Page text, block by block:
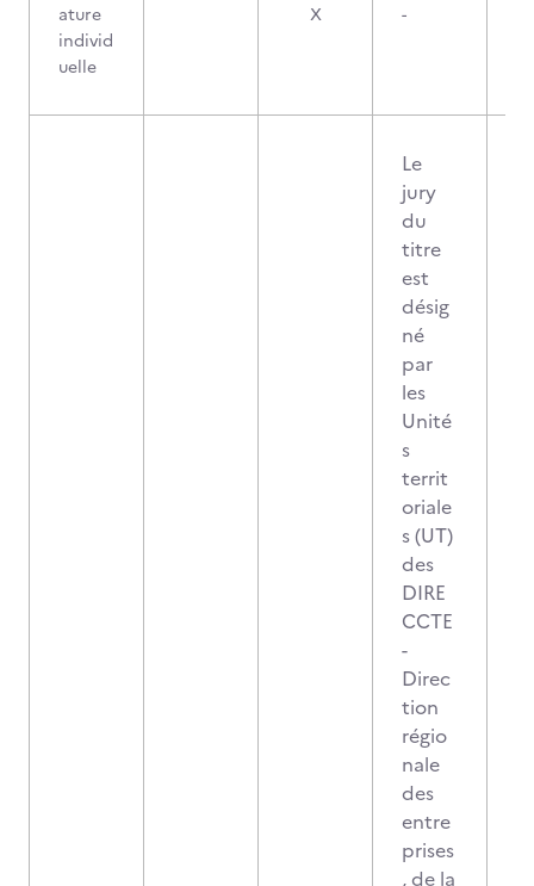
ature
individ
uelle
X -
Le
jury
du
titre
est
désig
né
par
les
Unité
s
territ
oriale
s (UT)
des
DIRE
CCTE
-
Direc
tion
régio
nale
des
entre
prises
, de la